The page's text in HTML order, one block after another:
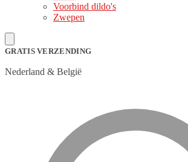
Voorbind dildo's
Zwepen
GRATIS VERZENDING
Nederland & België